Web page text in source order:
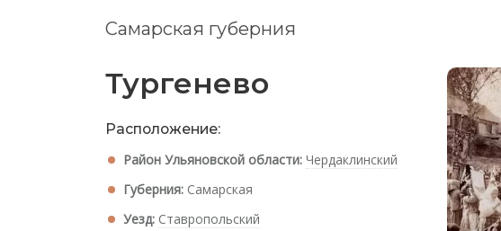
Самарская губерния
Тургенево
Расположение:
Район Ульяновской области: Чердаклинский
Губерния: Самарская
Уезд: Ставропольский